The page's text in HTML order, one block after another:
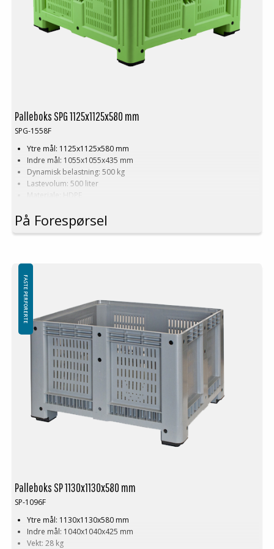
Palleboks SPG 1125x1125x580 mm
SPG-1558F
Ytre mål: 1125x1125x580 mm
Indre mål: 1055x1055x435 mm
Dynamisk belastning: 500 kg
Lastevolum: 500 liter
Materiale: HDPE
Logistikk: 4 stk/pallplasser (112,5x112,5x240 cm)
Tilbehør: Meier
bestilling på mellom 200-2000 stk. Kontakt oss for mer informasjon.
På Forespørsel
Palleboks SP 1130x1130x580 mm
SP-1096F
Ytre mål: 1130x1130x580 mm
Indre mål: 1040x1040x425 mm
Vekt: 28 kg
FASTE PERFORERTE